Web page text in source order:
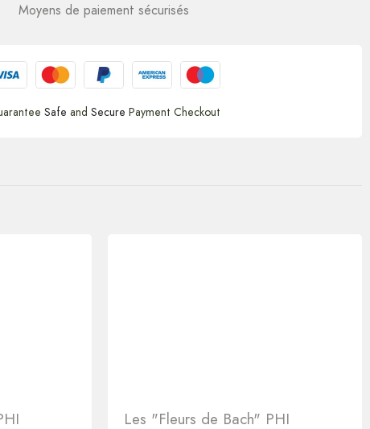
Moyens de paiement sécurisés
Safe and Secure Payment Checkout
Les "Fleurs de Bach" PHI